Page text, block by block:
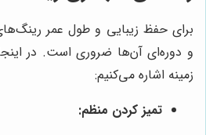
برای حفظ زیبایی و طول عمر
و دوره‌ای آن‌ها ضروری است. در
زمینه اشاره می‌کنیم:
تمیز کردن منظم: